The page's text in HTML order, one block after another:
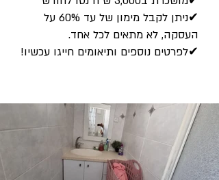
✔ניתן לקבל מימון של עד 60% על
העסקה, לא מתאים לכל אחד.
✔לפרטים נוספים ותיאומים חייגו עכשיו!